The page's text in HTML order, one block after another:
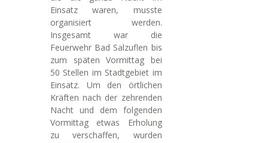
Einsatz waren, musste
organisiert werden.
Insgesamt war die
Feuerwehr Bad Salzuflen bis
zum späten Vormittag bei
50 Stellen im Stadtgebiet im
Einsatz. Um den örtlichen
Kräften nach der zehrenden
Nacht und dem folgenden
Vormittag etwas Erholung
zu verschaffen, wurden